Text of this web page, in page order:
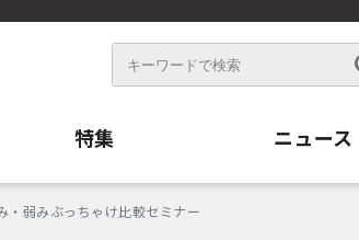
特集 ニュース
・弱みぶっちゃけ比較セミナー